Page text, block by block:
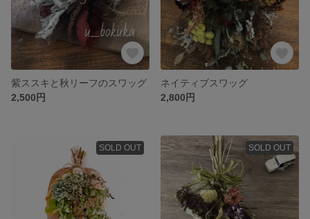
紫ススキと秋リーフのスワッグ
2,500円
ネイティブスワッグ
2,800円
SOLD OUT SOLD OUT